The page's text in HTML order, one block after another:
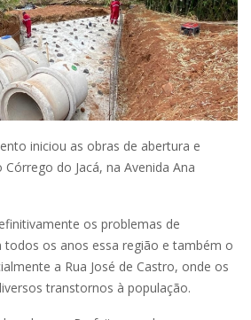
iniciou as obras de abertura e
do Jacá, na Avenida Ana
os problemas de
todos os anos essa região e também o
a Rua José de Castro, onde os
transtornos à população.